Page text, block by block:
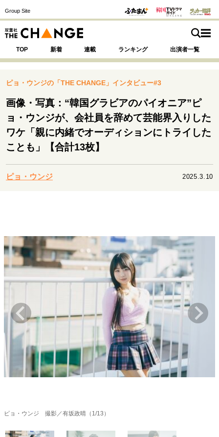
Group Site
TOP 新着 連載 ランキング 出演者一覧
SPECIAL 注目の記事テーマで探す
サイトの核・哲学
未知への挑戦
セカンドキャリアの描き方
独立という決断
大人の学び直し
ファーストキャリアを拓く
夢を掴む選択
リーダーの流儀 変革の原動力
次世代へのバトン
トップが描く未来
マインドセット
ライフスタイル・生き方
ピョ・ウンジの「THE CHANGE」インタビュー#3
画像・写真：“韓国グラビアのパイオニア”ピ
ョ・ウンジが、会社員を辞めて芸能界入りした
ワケ「親に内緒でオーディションにトライした
ことも」【合計13枚】
ピョ・ウンジ 2025.3.10
ピョ・ウンジ 撮影／有坂政晴（1/13）